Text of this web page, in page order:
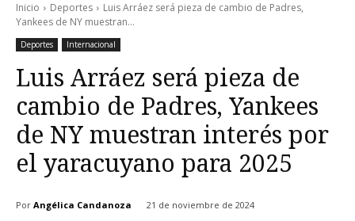
Inicio Deportes
Luis Arráez será pieza de cambio de Padres,
Yankees de NY muestran...
Deportes Internacional
Luis Arráez será pieza de
cambio de Padres, Yankees
de NY muestran interés por
el yaracuyano para 2025
Por Angélica Candanoza 21 de noviembre de 2024